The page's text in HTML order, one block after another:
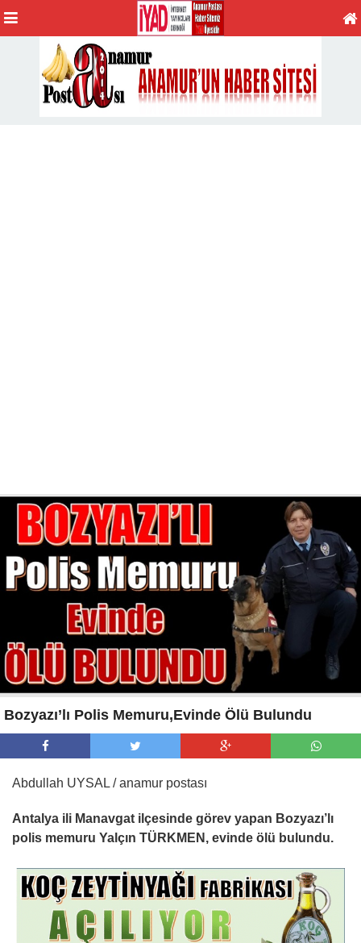
Bozyazı’lı Polis Memuru,Evinde Ölü Bulundu
Abdullah UYSAL / anamur postası
Antalya ili Manavgat ilçesinde görev yapan Bozyazı’lı
polis memuru Yalçın TÜRKMEN, evinde ölü bulundu.